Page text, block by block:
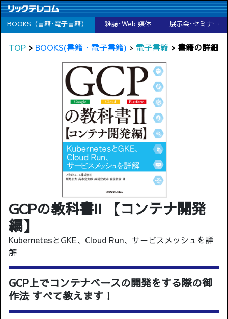
BOOKS（書籍･電子書籍） 雑誌･Web 媒体 展示会･セミナー
TOP > BOOKS(書籍・電子書籍) > 電子書籍 > 書籍の詳細
GCPの教科書II 【コンテナ開発
編】
KubernetesとGKE、Cloud Run、サービスメッシュを詳
解
GCP上でコンテナベースの開発をする際の御
作法 すべて教えます！